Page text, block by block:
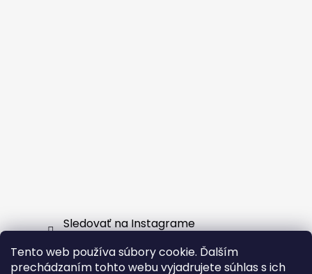
Tento web používa súbory cookie. Ďalším
prechádzaním tohto webu vyjadrujete súhlas s ich
Sledovať na Instagrame
Facebook